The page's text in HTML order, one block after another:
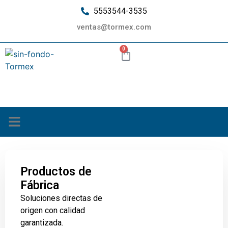
5553544-3535
ventas@tormex.com
0
Productos de
Fábrica
Soluciones directas de
origen con calidad
garantizada.